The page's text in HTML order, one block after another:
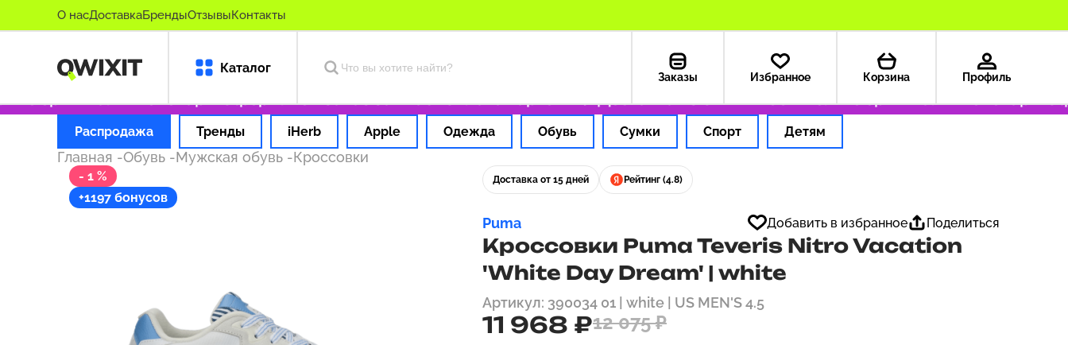
О насДоставкаБрендыОтзывыКонтакты
Каталог
Заказы Избранное Корзина Профиль
оригинальные товары Оформляем заказ за 1 час Оплата картой РФ Доставка из США — 199 ₽ Только оригинальные товары
Распродажа Тренды iHerb Apple Одежда Обувь Сумки Спорт Детям
Главная -Обувь -Мужская обувь -Кроссовки
- 1 %
+1197 бонусов
Доставка от 15 дней Рейтинг (4.8)
Puma Добавить в избранное Поделиться
Кроссовки Puma Teveris Nitro Vacation
'White Day Dream' | white
Артикул: 390034 01 | white | US MEN'S 4.5
11 968 ₽12 075 ₽